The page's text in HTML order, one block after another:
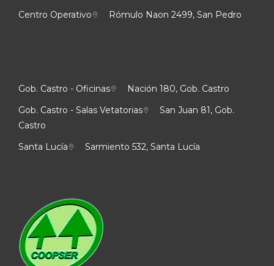
Centro Operativo
Rómulo Naon 2499, San Pedro
Gob. Castro - Oficinas
Nación 180, Gob. Castro
Gob. Castro - Salas Vetatorias
San Juan 81, Gob.
Castro
Santa Lucía
Sarmiento 532, Santa Lucía